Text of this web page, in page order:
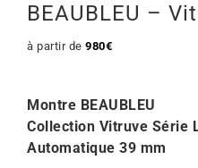
BEAUBLEU –
à partir de 980€
Montre BEAUBLEU
Collection Vitruve Série
Automatique 39 mm